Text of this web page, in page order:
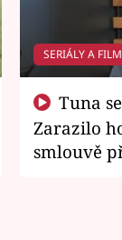
SERIÁLY A
Zarazilo
smlouvě